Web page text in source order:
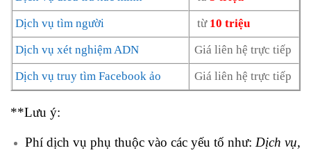
Dịch vụ tìm người
từ 10 triệu
Dịch vụ xét nghiệm ADN
Giá liên hệ trực tiếp
Dịch vụ truy tìm Facebook ảo
Giá liên hệ trực tiếp
**Lưu ý:
Phí dịch vụ phụ thuộc vào các yếu tố như: Dịch vụ,